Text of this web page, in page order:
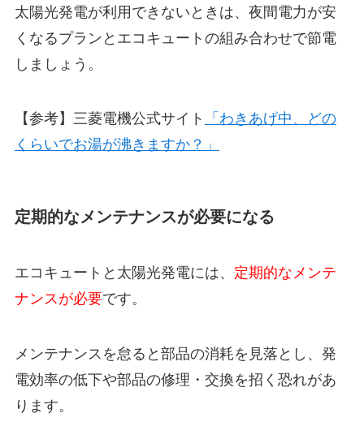
太陽光発電が利用できないときは、夜間電力が安
くなるプランとエコキュートの組み合わせで節電
しましょう。
【参考】三菱電機公式サイト
「わきあげ中、どの
くらいでお湯が沸きますか？」
定期的なメンテナンスが必要になる
エコキュートと太陽光発電には、 定期的なメンテ
ナンスが必要です。
メンテナンスを怠ると部品の消耗を見落とし、発
電効率の低下や部品の修理・交換を招く恐れがあ
ります。